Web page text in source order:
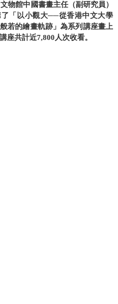
物館中國書畫主任（副研究員）
了「以小觀大──從香港中文大學
若的繪畫軌跡」為系列講座畫上
座共計近7,800人次收看。